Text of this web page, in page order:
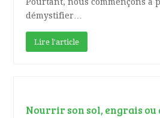
démystifier…
Lire l'article
Nourrir son sol, engrais ou